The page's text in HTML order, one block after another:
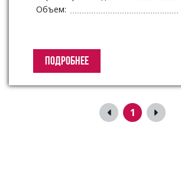
Объем:
ПОДРОБНЕЕ
1